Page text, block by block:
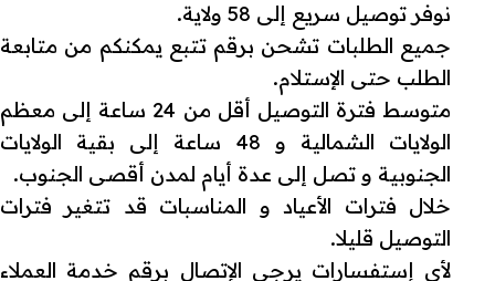
نوفر توصيل سريع إلى 58 ولاية.
جميع الطلبات تشحن برقم تتبع يمكنكم من متابعة
الطلب حتى الإستلام.
متوسط فترة التوصيل أقل من 24 ساعة إلى معظم
الولايات الشمالية و 48 ساعة إلى بقية الولايات
الجنوبية و تصل إلى عدة أيام لمدن أقصى الجنوب.
خلال فترات الأعياد و المناسبات قد تتغير فترات
التوصيل قليلا.
لأي إستفسارات يرجى الإتصال برقم خدمة العملاء